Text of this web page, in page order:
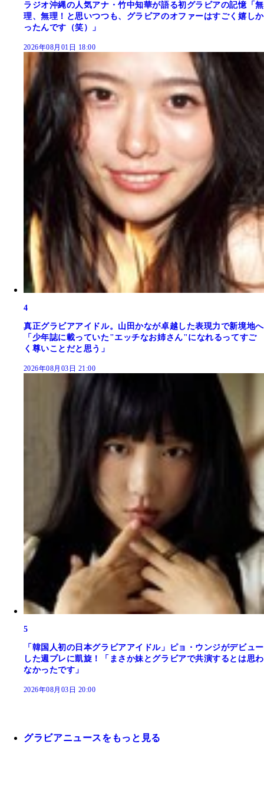
ラジオ沖縄の人気アナ・竹中知華が語る初グラビアの記憶「無
理、無理！と思いつつも、グラビアのオファーはすごく嬉しか
ったんです（笑）」
2026年08月01日 18:00
4
真正グラビアアイドル。山田かなが卓越した表現力で新境地へ
「少年誌に載っていた"エッチなお姉さん"になれるってすご
く尊いことだと思う」
2026年08月03日 21:00
5
「韓国人初の日本グラビアアイドル」ピョ・ウンジがデビュー
した週プレに凱旋！「まさか妹とグラビアで共演するとは思わ
なかったです」
2026年08月03日 20:00
グラビアニュースをもっと見る